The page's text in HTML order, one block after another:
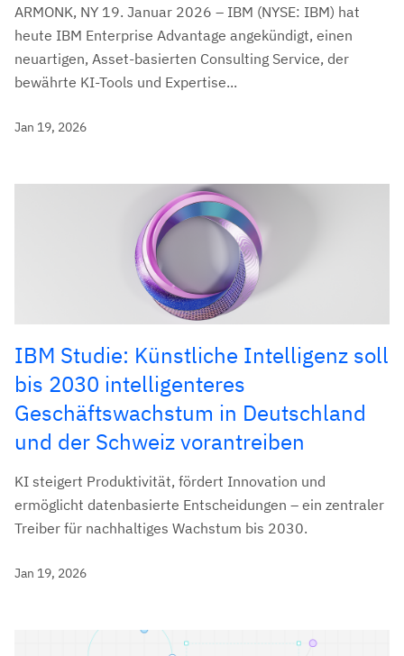
ARMONK, NY 19. Januar 2026 – IBM (NYSE: IBM) hat
heute IBM Enterprise Advantage angekündigt, einen
neuartigen, Asset-basierten Consulting Service, der
bewährte KI-Tools und Expertise...
Jan 19, 2026
IBM Studie: Künstliche Intelligenz soll
bis 2030 intelligenteres
Geschäftswachstum in Deutschland
und der Schweiz vorantreiben
KI steigert Produktivität, fördert Innovation und
ermöglicht datenbasierte Entscheidungen – ein zentraler
Treiber für nachhaltiges Wachstum bis 2030.
Jan 19, 2026